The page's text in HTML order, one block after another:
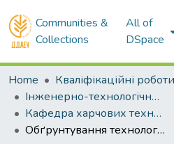
Communities &
Collections
All of
DSpace
Home
Інженерно-технологічний факультет
Кафедра харчових технологій. Магістри
Обґрунтування технології виробництва овочевих маринадів